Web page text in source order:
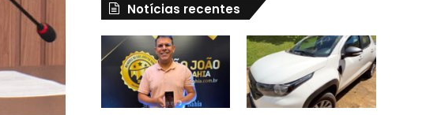
Notícias recentes